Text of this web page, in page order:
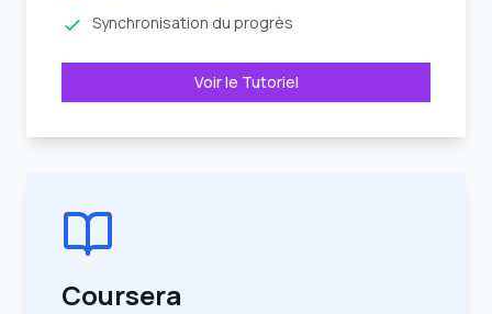
Synchronisation du progrès
Voir le Tutoriel
Coursera